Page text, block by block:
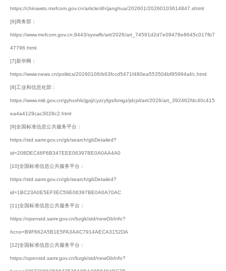
https://chinawto.mofcom.gov.cn/article/dh/janghua/202601/20260103614847.shtml
[6]商务部：
https://www.mofcom.gov.cn:8443/syxwfb/art/2026/art_74591d2d7e09478e8645c017fb7
47796.html
[7]新华网：
https://www.news.cn/politics/20260106/b63fccd5471f480ea553504bf95994af/c.html
[8]工业和信息化部：
https://www.miit.gov.cn/gyhxxhb/jgsj/cyzcyfgs/bmgz/jdcjxl/art/2026/art_392462fdc40c415
ea4a4129cac3028c2.html
[9]全国标准信息公共服务平台：
https://std.samr.gov.cn/gb/search/gbDetailed?
id=208DEC46F6B347EEE06397BE0A0AA4A0
[10]全国标准信息公共服务平台：
https://std.samr.gov.cn/gb/search/gbDetailed?
id=1BC23A0E5EF3EC59E06397BE0A0A70AC
[11]全国标准信息公共服务平台：
https://openstd.samr.gov.cn/bzgk/std/newGbInfo?
hcno=B9F662A5B1E5FA3AAC7914AECA3152DA
[12]全国标准信息公共服务平台：
https://openstd.samr.gov.cn/bzgk/std/newGbInfo?